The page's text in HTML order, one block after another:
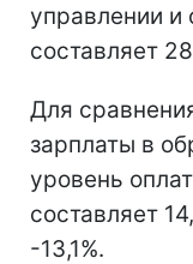
управлении и
составляет
Для
зарплаты в
уровень
составляет
-13,1%.